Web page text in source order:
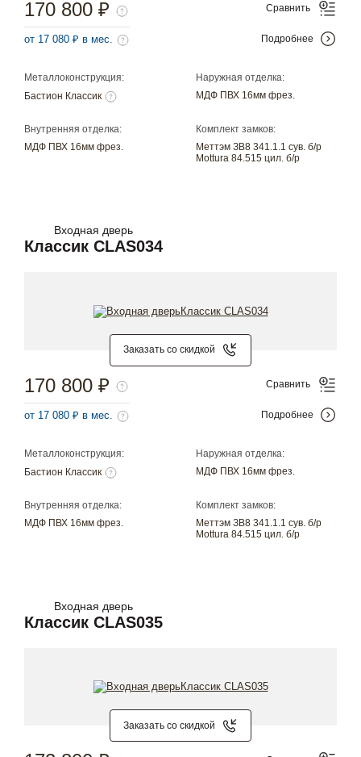
Металлоконструкция:
Бастион Классик
Наружная отделка:
МДФ ПВХ 16мм фрез.
Внутренняя отделка:
МДФ ПВХ 16мм фрез.
Комплект замков:
Меттэм ЗВ8 341.1.1 сув. б/р
Mottura 84.515 цил. б/р
170 800 ₽
от 17 080 ₽ в мес.
Сравнить
Подробнее
Входная дверь
Классик CLAS034
Заказать со скидкой
Металлоконструкция:
Бастион Классик
Наружная отделка:
МДФ ПВХ 16мм фрез.
Внутренняя отделка:
МДФ ПВХ 16мм фрез.
Комплект замков:
Меттэм ЗВ8 341.1.1 сув. б/р
Mottura 84.515 цил. б/р
170 800 ₽
от 17 080 ₽ в мес.
Сравнить
Подробнее
Входная дверь
Классик CLAS035
Заказать со скидкой